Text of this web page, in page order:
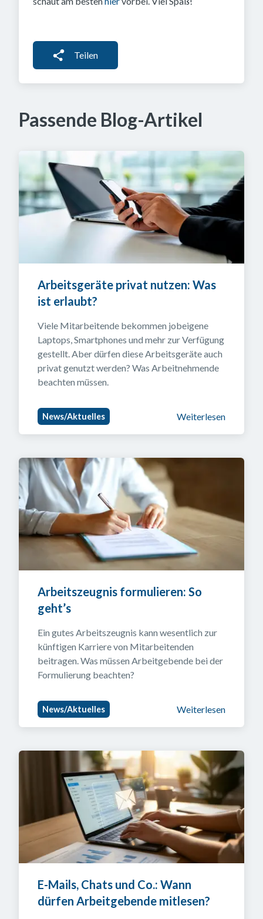
Teilen
Passende Blog-Artikel
Arbeitsgeräte privat nutzen: Was
ist erlaubt?
Viele Mitarbeitende bekommen jobeigene
Laptops, Smartphones und mehr zur Verfügung
gestellt. Aber dürfen diese Arbeitsgeräte auch
privat genutzt werden? Was Arbeitnehmende
beachten müssen.
News/Aktuelles Weiterlesen
Arbeitszeugnis formulieren: So
geht’s
Ein gutes Arbeitszeugnis kann wesentlich zur
künftigen Karriere von Mitarbeitenden
beitragen. Was müssen Arbeitgebende bei der
Formulierung beachten?
News/Aktuelles Weiterlesen
E-Mails, Chats und Co.: Wann
dürfen Arbeitgebende mitlesen?